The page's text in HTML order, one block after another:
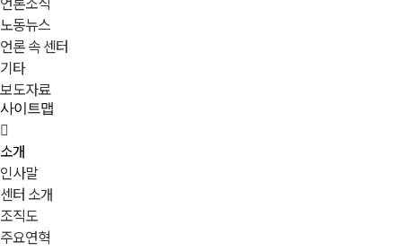
노동뉴스
언론 속 센터
기타
보도자료
사이트맵
소개
인사말
센터 소개
조직도
주요연혁